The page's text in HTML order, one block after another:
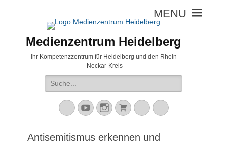
Medienzentrum Heidelberg
Ihr Kompetenzzentrum für Heidelberg und den Rhein-
Neckar-Kreis
Suche
nach:
Mastodon
YouTubeInstagramWarenkorb
CloudPeertube
Antisemitismus erkennen und